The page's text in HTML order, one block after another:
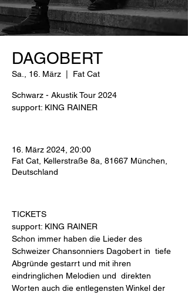
DAGOBERT
Sa., 16. März Fat Cat
Schwarz - Akustik Tour 2024
support: KING RAINER
16. März 2024, 20:00
Fat Cat, Kellerstraße 8a, 81667 München,
Deutschland
TICKETS
support: KING RAINER
Schon immer haben die Lieder des
Schweizer Chansonniers Dagobert in  tiefe
Abgründe gestarrt und mit ihren
eindringlichen Melodien und  direkten
Worten auch die entlegensten Winkel der